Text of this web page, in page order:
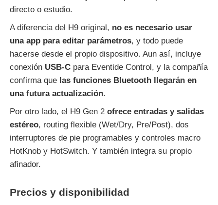
directo o estudio.
A diferencia del H9 original, no es necesario usar
una app para editar parámetros, y todo puede
hacerse desde el propio dispositivo. Aun así, incluye
conexión USB‑C para Eventide Control, y la compañía
confirma que las funciones Bluetooth llegarán en
una futura actualización.
Por otro lado, el H9 Gen 2 ofrece entradas y salidas
estéreo, routing flexible (Wet/Dry, Pre/Post), dos
interruptores de pie programables y controles macro
HotKnob y HotSwitch. Y también integra su propio
afinador.
Precios y disponibilidad